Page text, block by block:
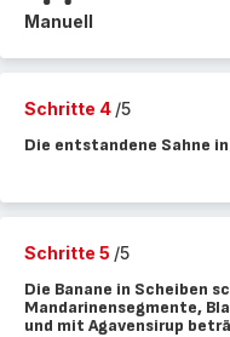
Manuell
Schritte 4 /5
Die entstandene Sahne
Schritte 5 /5
Die Banane in Scheiben
Mandarinensegmente,
und mit Agavensirup